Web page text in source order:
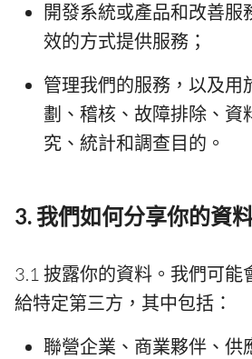
開發系統或產品和改善服
效的方式提供服務；
管理我們的服務，以及用
劃、稽核、故障排除、資
究、統計和調查目的。
3. 我們如何分享你的資
3.1 披露你的資料。我們可能
給特定第三方，其中包括：
聯營企業、商業夥伴、供